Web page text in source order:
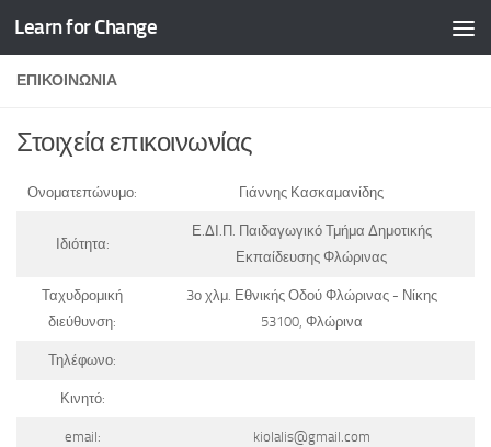
Skip to content
Learn for Change
ΕΠΙΚΟΙΝΩΝΙΑ
Στοιχεία επικοινωνίας
Ονοματεπώνυμο: Γιάννης Κασκαμανίδης
Ιδιότητα:
Ε.ΔΙ.Π. Παιδαγωγικό Τμήμα Δημοτικής
Εκπαίδευσης Φλώρινας
Ταχυδρομική
διεύθυνση:
3ο χλμ. Εθνικής Οδού Φλώρινας - Νίκης
53100, Φλώρινα
Τηλέφωνο:
Κινητό:
email: kiolalis@gmail.com